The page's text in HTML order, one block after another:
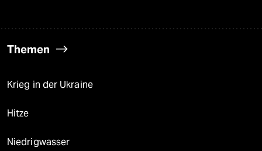
Themen
Krieg in der Ukraine
Hitze
Niedrigwasser